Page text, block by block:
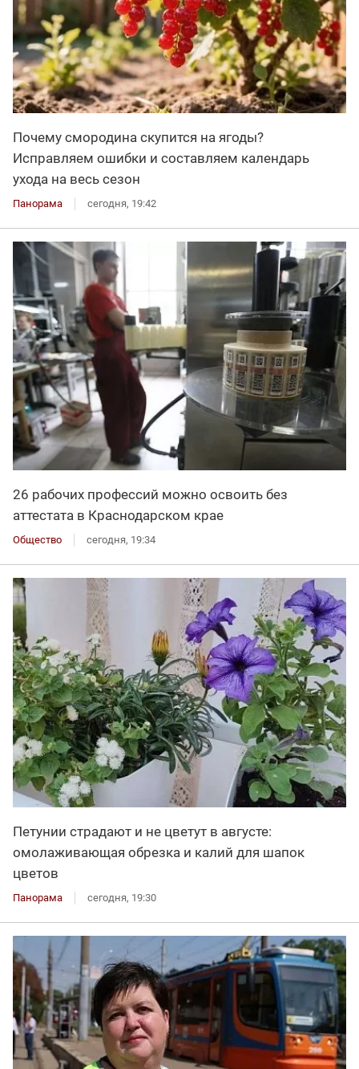
Почему смородина скупится на ягоды?
Исправляем ошибки и составляем календарь
ухода на весь сезон
Панорама сегодня, 19:42
26 рабочих профессий можно освоить без
аттестата в Краснодарском крае
Общество сегодня, 19:34
Петунии страдают и не цветут в августе:
омолаживающая обрезка и калий для шапок
цветов
Панорама сегодня, 19:30